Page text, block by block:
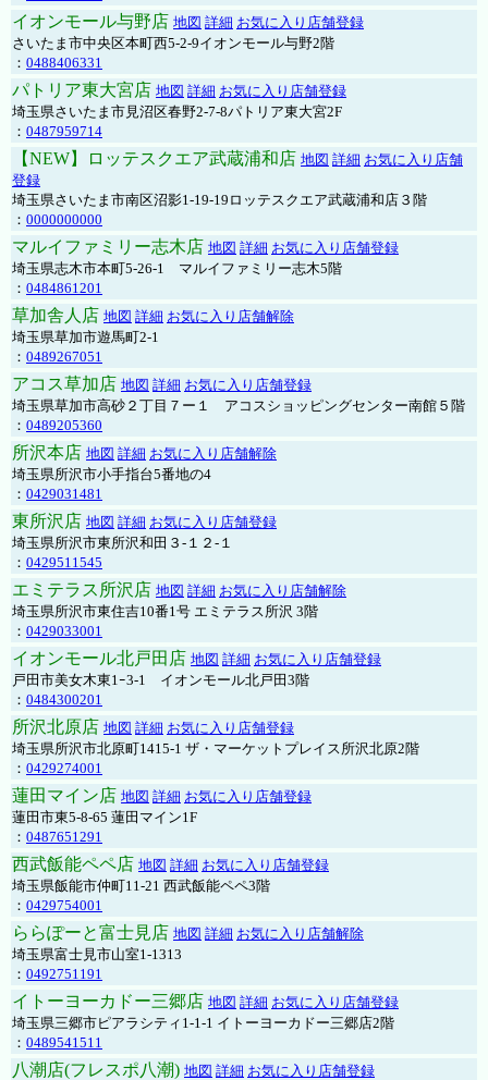
イオンモール与野店 地図 詳細 お気に入り店舗登録
さいたま市中央区本町西5-2-9イオンモール与野2階
： 0488406331
パトリア東大宮店 地図 詳細 お気に入り店舗登録
埼玉県さいたま市見沼区春野2-7-8パトリア東大宮2F
： 0487959714
【NEW】ロッテスクエア武蔵浦和店 地図 詳細 お気に入り店舗
登録
埼玉県さいたま市南区沼影1-19-19ロッテスクエア武蔵浦和店３階
： 0000000000
マルイファミリー志木店 地図 詳細 お気に入り店舗登録
埼玉県志木市本町5-26-1 マルイファミリー志木5階
： 0484861201
草加舎人店 地図 詳細 お気に入り店舗解除
埼玉県草加市遊馬町2-1
： 0489267051
アコス草加店 地図 詳細 お気に入り店舗登録
埼玉県草加市高砂２丁目７ー１ アコスショッピングセンター南館５階
： 0489205360
所沢本店 地図 詳細 お気に入り店舗解除
埼玉県所沢市小手指台5番地の4
： 0429031481
東所沢店 地図 詳細 お気に入り店舗登録
埼玉県所沢市東所沢和田３-１２-１
： 0429511545
エミテラス所沢店 地図 詳細 お気に入り店舗解除
埼玉県所沢市東住吉10番1号 エミテラス所沢 3階
： 0429033001
イオンモール北戸田店 地図 詳細 お気に入り店舗登録
戸田市美女木東1ｰ3‐1 イオンモール北戸田3階
： 0484300201
所沢北原店 地図 詳細 お気に入り店舗登録
埼玉県所沢市北原町1415-1 ザ・マーケットプレイス所沢北原2階
： 0429274001
蓮田マイン店 地図 詳細 お気に入り店舗登録
蓮田市東5-8-65 蓮田マイン1F
： 0487651291
西武飯能ペペ店 地図 詳細 お気に入り店舗登録
埼玉県飯能市仲町11-21 西武飯能ペペ3階
： 0429754001
ららぽーと富士見店 地図 詳細 お気に入り店舗解除
埼玉県富士見市山室1-1313
： 0492751191
イトーヨーカドー三郷店 地図 詳細 お気に入り店舗登録
埼玉県三郷市ピアラシティ1-1-1 イトーヨーカドー三郷店2階
： 0489541511
八潮店(フレスポ八潮) 地図 詳細 お気に入り店舗登録